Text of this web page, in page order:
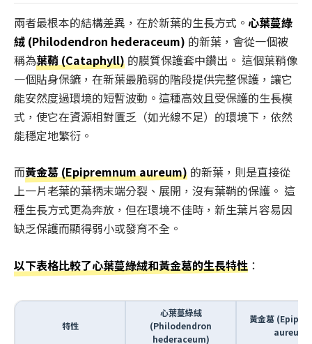
兩者最根本的結構差異，在於新葉的生長方式。 心葉蔓綠
絨 (Philodendron hederaceum) 的新葉，會從一個被
稱為葉鞘 (Cataphyll) 的膜質保護套中鑽出。 這個葉鞘像
一個貼身保鑣，在新葉最脆弱的階段提供完整保護，讓它
能安然度過環境的短暫波動。這種高效且受保護的生長模
式，使它在資源相對匱乏（如光線不足）的環境下，依然
能穩定地繁衍。
而黃金葛 (Epipremnum aureum) 的新葉，則是直接從
上一片老葉的葉柄末端分裂、展開，沒有葉鞘的保護。 這
種生長方式更為奔放，但在環境不佳時，新生葉片容易因
缺乏保護而顯得弱小或發育不全。
以下表格比較了心葉蔓綠絨和黃金葛的生長特性 ：
特性
心葉蔓綠絨
(Philodendron
hederaceum)
黃金葛
aureum)